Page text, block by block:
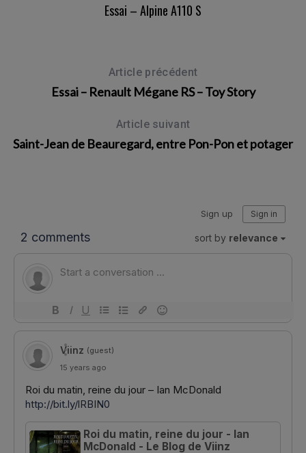
Essai – Alpine A110 S
Article précédent
Essai – Renault Mégane RS – Toy Story
Article suivant
Saint-Jean de Beauregard, entre Pon-Pon et potager